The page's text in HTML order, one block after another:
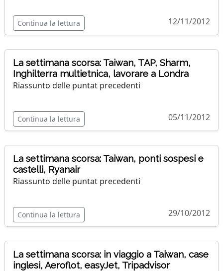
Continua la lettura 12/11/2012
La settimana scorsa: Taiwan, TAP, Sharm,
Inghilterra multietnica, lavorare a Londra
Riassunto delle puntat precedenti
Continua la lettura 05/11/2012
La settimana scorsa: Taiwan, ponti sospesi e
castelli, Ryanair
Riassunto delle puntat precedenti
Continua la lettura 29/10/2012
La settimana scorsa: in viaggio a Taiwan, case
inglesi, Aeroflot, easyJet, Tripadvisor